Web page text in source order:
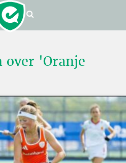
over 'Oranje